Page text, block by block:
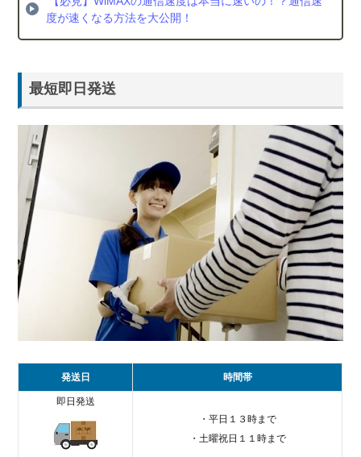
度が速くなる方法を大公開！
最短即日発送
発送日 時間帯
即日発送
・平日１３時まで
・土曜祝日１１時まで